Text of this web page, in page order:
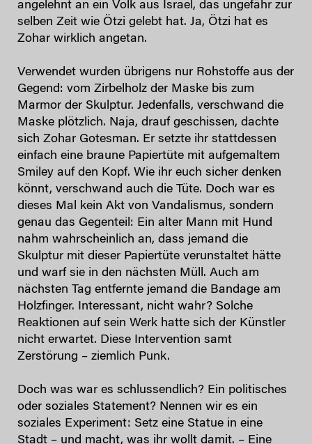
angelehnt an ein Volk aus Israel, das ungefähr zur
selben Zeit wie Ötzi gelebt hat. Ja, Ötzi hat es
Zohar wirklich angetan.
Verwendet wurden übrigens nur Rohstoffe aus der
Gegend: vom Zirbelholz der Maske bis zum
Marmor der Skulptur. Jedenfalls, verschwand die
Maske plötzlich. Naja, drauf geschissen, dachte
sich Zohar Gotesman. Er setzte ihr stattdessen
einfach eine braune Papiertüte mit aufgemaltem
Smiley auf den Kopf. Wie ihr euch sicher denken
könnt, verschwand auch die Tüte. Doch war es
dieses Mal kein Akt von Vandalismus, sondern
genau das Gegenteil: Ein alter Mann mit Hund
nahm wahrscheinlich an, dass jemand die
Skulptur mit dieser Papiertüte verunstaltet hätte
und warf sie in den nächsten Müll. Auch am
nächsten Tag entfernte jemand die Bandage am
Holzfinger. Interessant, nicht wahr? Solche
Reaktionen auf sein Werk hatte sich der Künstler
nicht erwartet. Diese Intervention samt
Zerstörung – ziemlich Punk.
Doch was war es schlussendlich? Ein politisches
oder soziales Statement? Nennen wir es ein
soziales Experiment: Setz eine Statue in eine
Stadt – und macht, was ihr wollt damit. – Eine